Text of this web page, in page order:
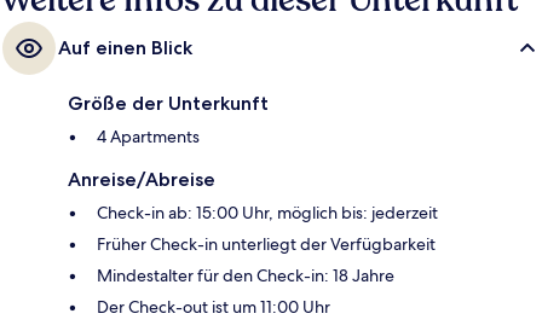
Auf einen Blick
Größe der Unterkunft
4 Apartments
Anreise/Abreise
Check-in ab: 15:00 Uhr, möglich bis: jederzeit
Früher Check-in unterliegt der Verfügbarkeit
Mindestalter für den Check-in: 18 Jahre
Der Check-out ist um 11:00 Uhr